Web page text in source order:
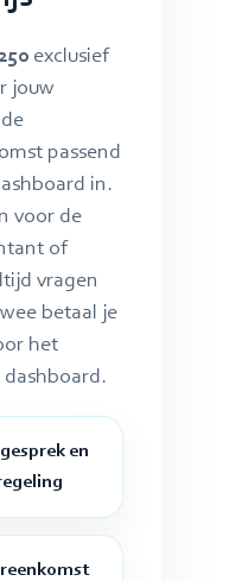
exclusief
jouw
passend
in.
voor de
of
vragen
betaal je
het
en